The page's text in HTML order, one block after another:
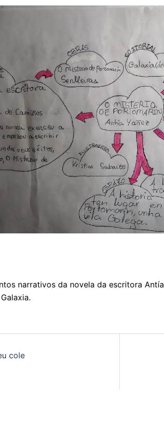
narrativos da novela da escritora
cole